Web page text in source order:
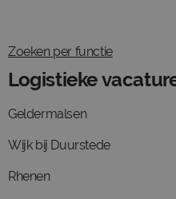
Zoeken per functie
Logistieke
Geldermalsen
Wijk bij Duurstede
Rhenen